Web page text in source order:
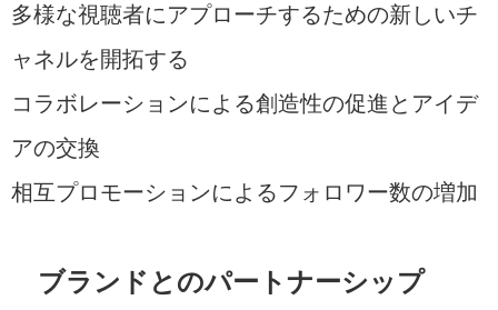
多様な視聴者にアプローチするための新しいチ
ャネルを開拓する
コラボレーションによる創造性の促進とアイデ
アの交換
相互プロモーションによるフォロワー数の増加
ブランドとのパートナーシップ